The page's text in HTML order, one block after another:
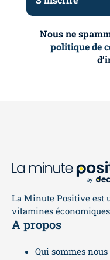
Nous ne
politique de
La Minute Positive est
vitamines
A propos
Qui sommes nous